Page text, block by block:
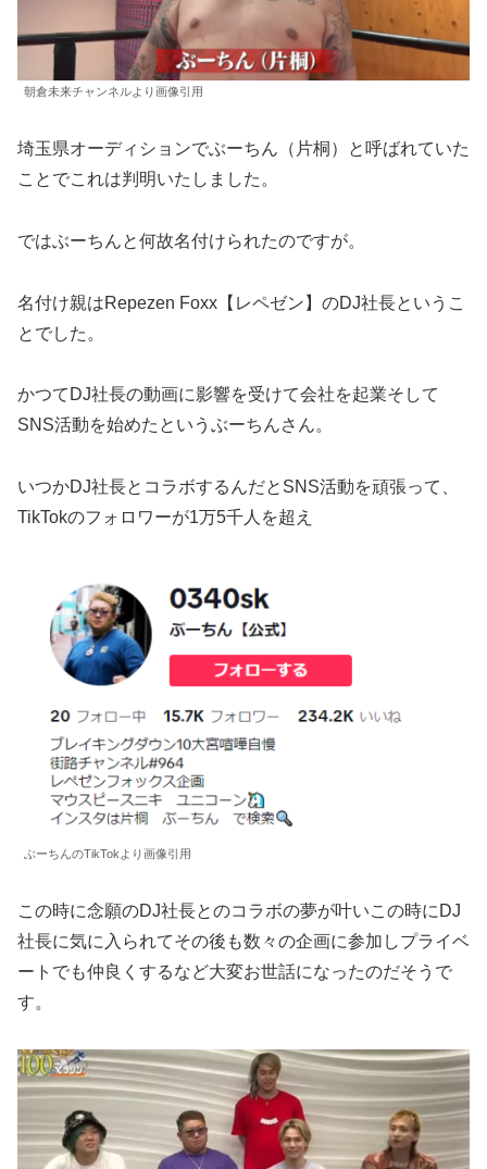
朝倉未来チャンネルより画像引用
埼玉県オーディションでぶーちん（片桐）と呼ばれていた
ことでこれは判明いたしました。
ではぶーちんと何故名付けられたのですが。
名付け親はRepezen Foxx【レペゼン】のDJ社長というこ
とでした。
かつてDJ社長の動画に影響を受けて会社を起業そして
SNS活動を始めたというぶーちんさん。
いつかDJ社長とコラボするんだとSNS活動を頑張って、
TikTokのフォロワーが1万5千人を超え
ぶーちんのTikTokより画像引用
この時に念願のDJ社長とのコラボの夢が叶いこの時にDJ
社長に気に入られてその後も数々の企画に参加しプライベ
ートでも仲良くするなど大変お世話になったのだそうで
す。